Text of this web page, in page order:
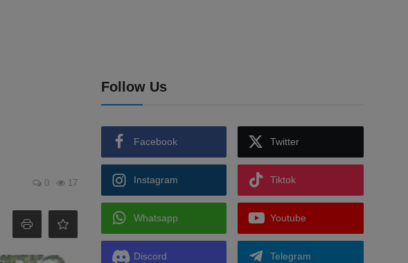
0 17
Follow Us
Facebook Twitter
Instagram Tiktok
Whatsapp Youtube
Discord Telegram